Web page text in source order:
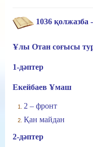
1036 қолжазба
Ұлы Отан соғысы
1-дәптер
Екейбаев Ұмаш
2 – фронт
Қан майдан
2-дәптер